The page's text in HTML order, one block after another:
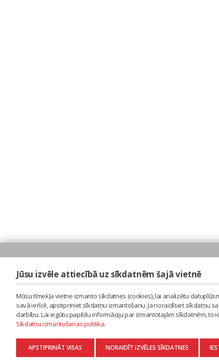
Jūsu izvēle attiecībā uz sīkdatnēm šajā vietnē
Mūsu tīmekļa vietne izmanto sīkdatnes (cookies), lai analizētu
savā ierīcē, apstipriniet sīkdatņu izmantošanu. Ja noraidīsiet sīkdatņu
darbību. Lai iegūtu papildu informāciju par izmantotajām sīkdatnēm,
Sīkdatņu izmantošanas politika.
APSTIPRINĀT VISAS NORAIDĪT IZVĒLES SĪKDATNES